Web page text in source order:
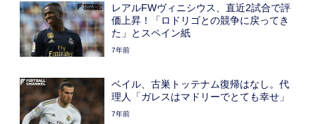
レアルFWヴィニシウス、直近2試合で評
価上昇！「ロドリゴとの競争に戻ってき
た」とスペイン紙
7年前
ベイル、古巣トッテナム復帰はなし。代
理人「ガレスはマドリーでとても幸せ」
7年前